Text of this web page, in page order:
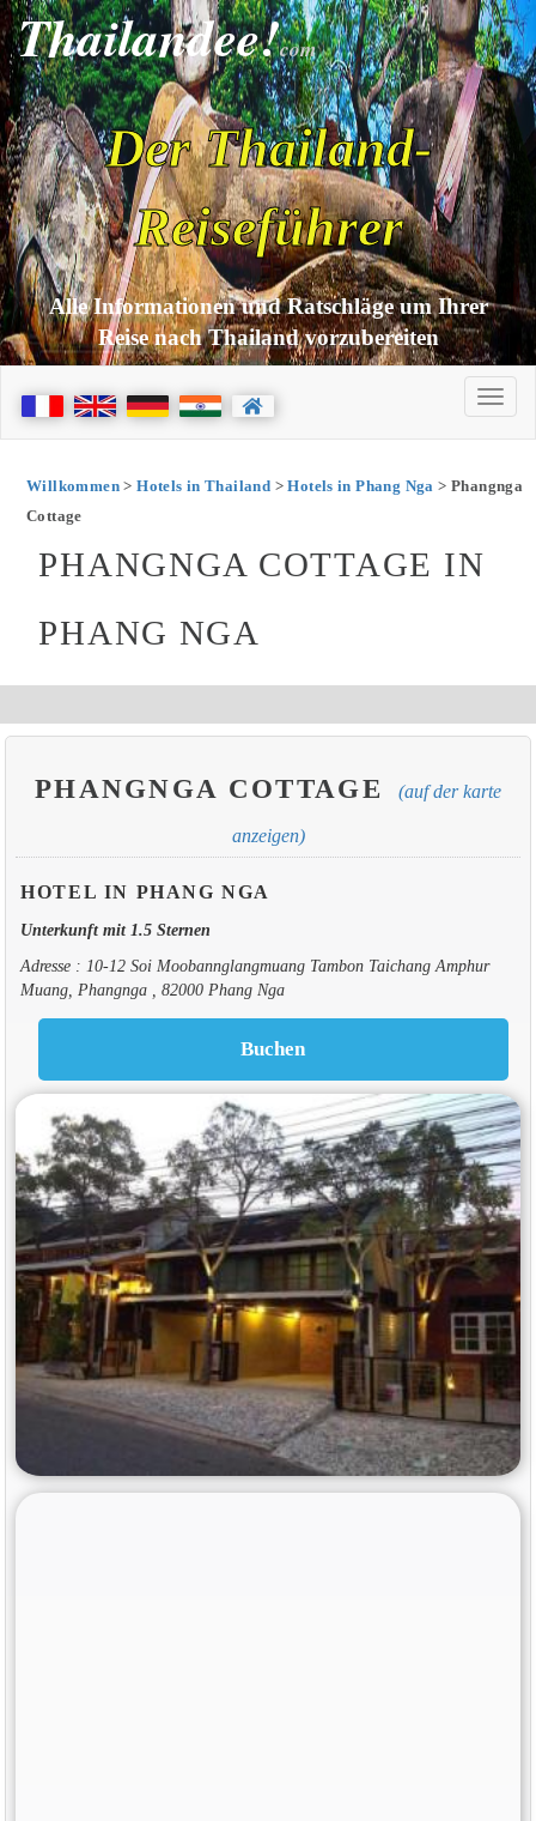
Thailandee!com
Der Thailand-
Reiseführer
Alle Informationen und Ratschläge um Ihrer
Reise nach Thailand vorzubereiten
Willkommen>Hotels in Thailand >Hotels in Phang Nga > Phangnga
Cottage
PHANGNGA COTTAGE IN
PHANG NGA
PHANGNGA COTTAGE (auf der karte
anzeigen)
HOTEL IN PHANG NGA
Unterkunft mit 1.5 Sternen
Adresse : 10-12 Soi Moobannglangmuang Tambon Taichang Amphur
Muang, Phangnga , 82000 Phang Nga